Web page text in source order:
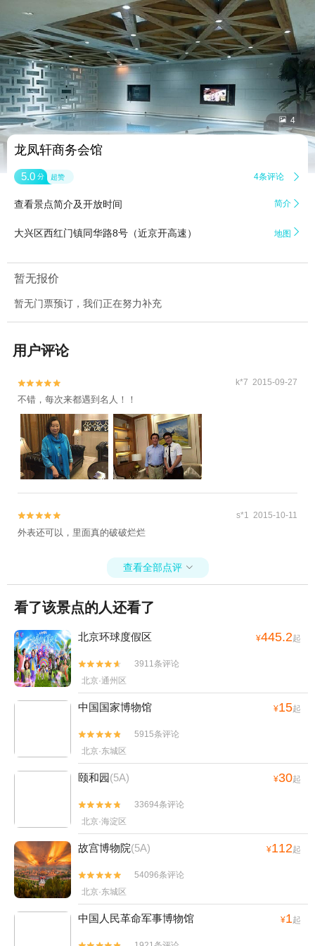
 4
龙凤轩商务会馆
5.0 分 超赞 4条评论 
查看景点简介及开放时间 简介 
大兴区西红门镇同华路8号（近京开高速） 地图 
暂无报价
暂无门票预订，我们正在努力补充
用户评论

 k*7 2015-09-27
不错，每次来都遇到名人！！

 s*1 2015-10-11
外表还可以，里面真的破破烂烂
查看全部点评 
看了该景点的人还看了
北京环球度假区 ¥445.2起


3911条评论
北京·通州区
中国国家博物馆 ¥15起


5915条评论
北京·东城区
颐和园(5A) ¥30起


33694条评论
北京·海淀区
故宫博物院(5A) ¥112起


54096条评论
北京·东城区
中国人民革命军事博物馆 ¥1起